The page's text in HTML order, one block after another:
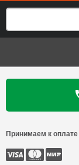
Принимаем к оплате